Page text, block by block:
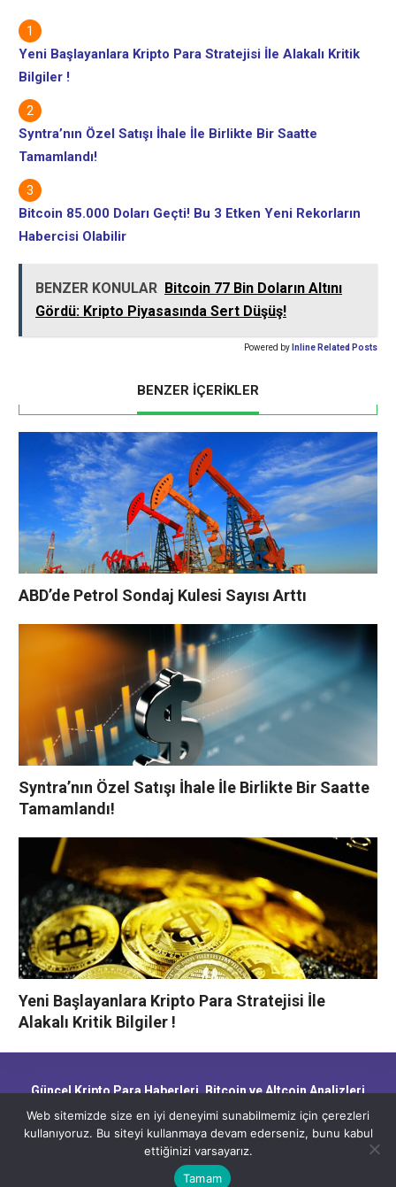
Yeni Başlayanlara Kripto Para Stratejisi İle Alakalı Kritik
Bilgiler !
Syntra’nın Özel Satışı İhale İle Birlikte Bir Saatte
Tamamlandı!
Bitcoin 85.000 Doları Geçti! Bu 3 Etken Yeni Rekorların
Habercisi Olabilir
BENZER KONULAR Bitcoin 77 Bin Doların Altını
Gördü: Kripto Piyasasında Sert Düşüş!
Powered by Inline Related Posts
BENZER İÇERİKLER
ABD’de Petrol Sondaj Kulesi Sayısı Arttı
Syntra’nın Özel Satışı İhale İle Birlikte Bir Saatte
Tamamlandı!
Yeni Başlayanlara Kripto Para Stratejisi İle
Alakalı Kritik Bilgiler !
Güncel Kripto Para Haberleri, Bitcoin ve Altcoin Analizleri,
Blockchain Gelişmeleri ve Piyasa Trendleri
CryptoHaber.net - Güncel Kripto Para Haberleri, Bitcoin ve Altcoin
Analizleri, Blockchain Gelişmeleri ve Piyasa Trendleri
Web sitemizde size en iyi deneyimi sunabilmemiz için çerezleri
kullanıyoruz. Bu siteyi kullanmaya devam ederseniz, bunu kabul
ettiğinizi varsayarız.
Tamam